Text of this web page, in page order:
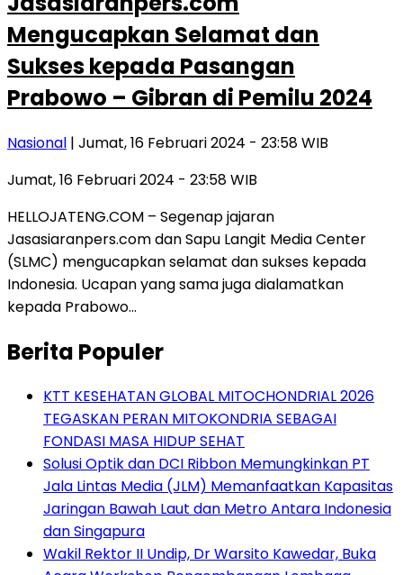
Mengucapkan Selamat dan
Sukses kepada Pasangan
Prabowo – Gibran di Pemilu 2024
Nasional | Jumat, 16 Februari 2024 - 23:58 WIB
Jumat, 16 Februari 2024 - 23:58 WIB
HELLOJATENG.COM – Segenap jajaran
Jasasiaranpers.com dan Sapu Langit Media Center
(SLMC) mengucapkan selamat dan sukses kepada
Indonesia. Ucapan yang sama juga dialamatkan
kepada Prabowo…
Berita Populer
KTT KESEHATAN GLOBAL MITOCHONDRIAL 2026
TEGASKAN PERAN MITOKONDRIA SEBAGAI
FONDASI MASA HIDUP SEHAT
Solusi Optik dan DCI Ribbon Memungkinkan PT
Jala Lintas Media (JLM) Memanfaatkan Kapasitas
Jaringan Bawah Laut dan Metro Antara Indonesia
dan Singapura
Wakil Rektor II Undip, Dr Warsito Kawedar, Buka